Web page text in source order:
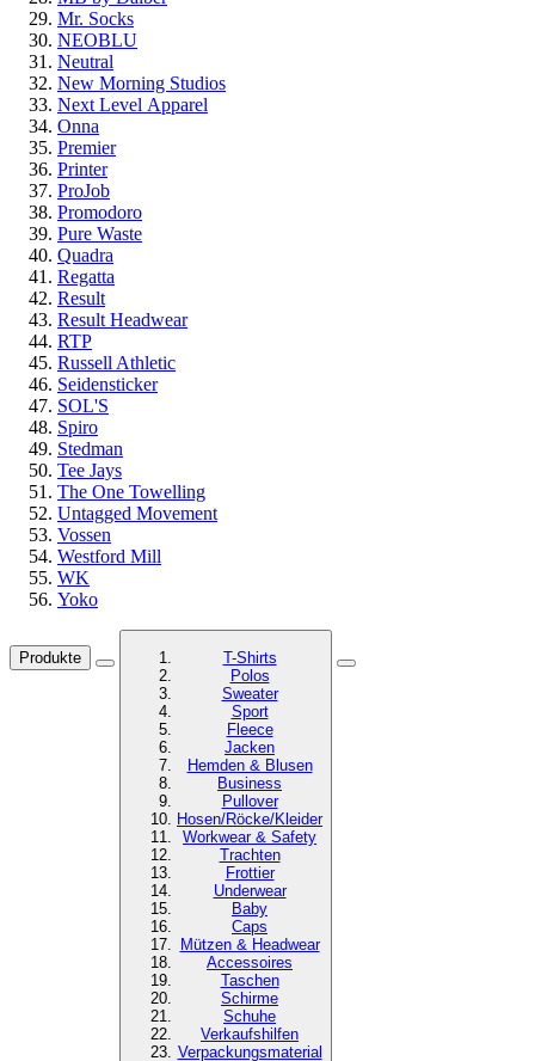
Mr. Socks
NEOBLU
Neutral
New Morning Studios
Next Level Apparel
Onna
Premier
Printer
ProJob
Promodoro
Pure Waste
Quadra
Regatta
Result
Result Headwear
RTP
Russell Athletic
Seidensticker
SOL'S
Spiro
Stedman
Tee Jays
The One Towelling
Untagged Movement
Vossen
Westford Mill
WK
Yoko
Produkte
T-Shirts
Polos
Sweater
Sport
Fleece
Jacken
Hemden & Blusen
Business
Pullover
Hosen/Röcke/Kleider
Workwear & Safety
Trachten
Frottier
Underwear
Baby
Caps
Mützen & Headwear
Accessoires
Taschen
Schirme
Schuhe
Verkaufshilfen
Verpackungsmaterial